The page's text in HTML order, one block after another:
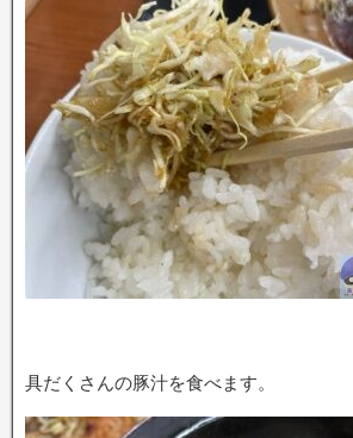
具だくさんの豚汁を食べます。